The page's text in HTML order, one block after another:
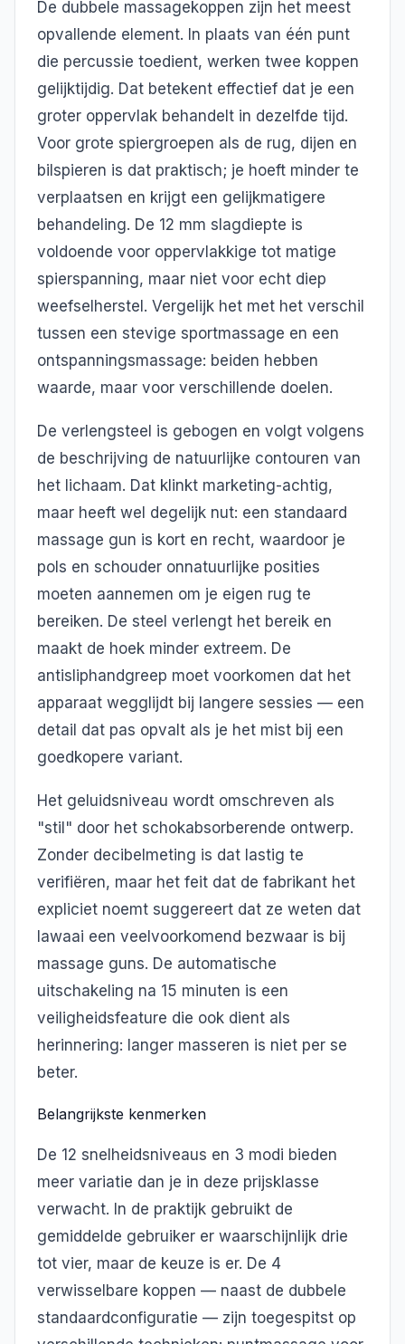
De dubbele massagekoppen zijn het meest
opvallende element. In plaats van één punt
die percussie toedient, werken twee koppen
gelijktijdig. Dat betekent effectief dat je een
groter oppervlak behandelt in dezelfde tijd.
Voor grote spiergroepen als de rug, dijen en
bilspieren is dat praktisch; je hoeft minder te
verplaatsen en krijgt een gelijkmatigere
behandeling. De 12 mm slagdiepte is
voldoende voor oppervlakkige tot matige
spierspanning, maar niet voor echt diep
weefselherstel. Vergelijk het met het verschil
tussen een stevige sportmassage en een
ontspanningsmassage: beiden hebben
waarde, maar voor verschillende doelen.
De verlengsteel is gebogen en volgt volgens
de beschrijving de natuurlijke contouren van
het lichaam. Dat klinkt marketing-achtig,
maar heeft wel degelijk nut: een standaard
massage gun is kort en recht, waardoor je
pols en schouder onnatuurlijke posities
moeten aannemen om je eigen rug te
bereiken. De steel verlengt het bereik en
maakt de hoek minder extreem. De
antisliphandgreep moet voorkomen dat het
apparaat wegglijdt bij langere sessies — een
detail dat pas opvalt als je het mist bij een
goedkopere variant.
Het geluidsniveau wordt omschreven als
"stil" door het schokabsorberende ontwerp.
Zonder decibelmeting is dat lastig te
verifiëren, maar het feit dat de fabrikant het
expliciet noemt suggereert dat ze weten dat
lawaai een veelvoorkomend bezwaar is bij
massage guns. De automatische
uitschakeling na 15 minuten is een
veiligheidsfeature die ook dient als
herinnering: langer masseren is niet per se
beter.
Belangrijkste kenmerken
De 12 snelheidsniveaus en 3 modi bieden
meer variatie dan je in deze prijsklasse
verwacht. In de praktijk gebruikt de
gemiddelde gebruiker er waarschijnlijk drie
tot vier, maar de keuze is er. De 4
verwisselbare koppen — naast de dubbele
standaardconfiguratie — zijn toegespitst op